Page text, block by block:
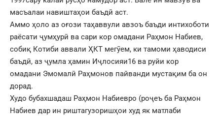
масъалаи навиштаҳои баъдӣ аст.
Аммо ҳоло аз оғози таҳаввули авзоъ баъди интихоботи
раёсати ҷумҳурӣ ва сари кор омадани Раҳмон Набиев,
собиқ Котиби аввали ҲКТ мегӯем, ки тамоми ҳаводиси
баъдӣ, аз ҷумла ҳамин Иҷлосияи16 ва руйи кор
омадани Эмомалӣ Раҳмонов пайванди мустақим ба он
дорад.
Худо бубахшадаш Раҳмон Набиевро (роҷеъ ба Раҳмон
Набиев дар ин риштагузоришҳои худ як матлаби